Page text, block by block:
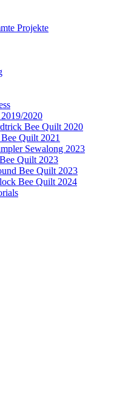
Projekte
2020
Bee Quilt 2020
Quilt 2021
Sewalong 2023
Quilt 2023
Bee Quilt 2023
Bee Quilt 2024